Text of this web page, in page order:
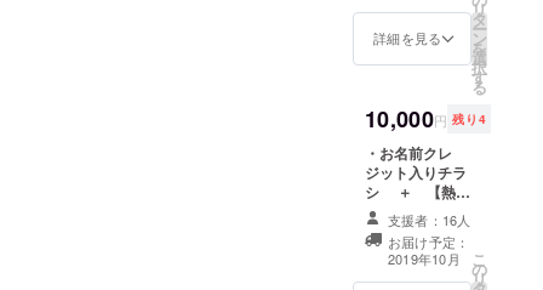
「熱海コレク
ション」のス
ルスタッフTシャ
ツをご提供しま
す。 ※支援時、
必ず備考欄にご
希望のお名前を
ご記入くださ
い。
詳細を見る
リ
タ
ー
ン
を
選
択
す
る
10,000円 残り4
・お名前クレ
ジット入りチラ
シ ＋ 【熱海
コレクション】
DVD ＋ 最前
列席での観覧権
ファッション
支援者：16人
お届け予定：
2019年10月
こ
の
リ